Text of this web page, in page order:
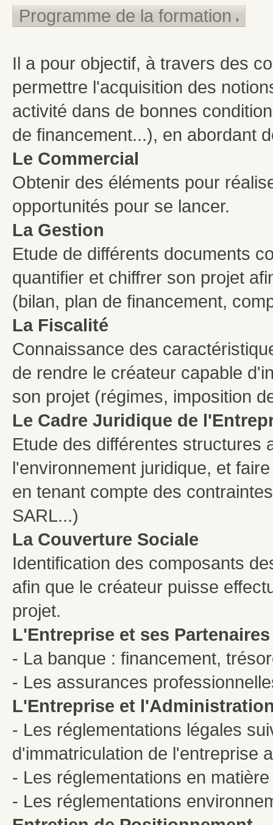
Programme de la formation
Il a pour objectif, à travers des
permettre l'acquisition des
activité dans de bonnes
de financement...), en abordant
Le Commercial
Obtenir des éléments pour
opportunités pour se lancer.
La Gestion
Etude de différents documents
quantifier et chiffrer son projet
(bilan, plan de financement,
La Fiscalité
Connaissance des
de rendre le créateur capable
son projet (régimes, imposition
Le Cadre Juridique de
Etude des différentes structures
l'environnement juridique, et
en tenant compte des
SARL...)
La Couverture Sociale
Identification des composants
afin que le créateur puisse
projet.
L'Entreprise et ses Partenaires
- La banque : financement,
- Les assurances
L'Entreprise et
- Les réglementations légales
d'immatriculation de l'entreprise
- Les réglementations en
- Les réglementations